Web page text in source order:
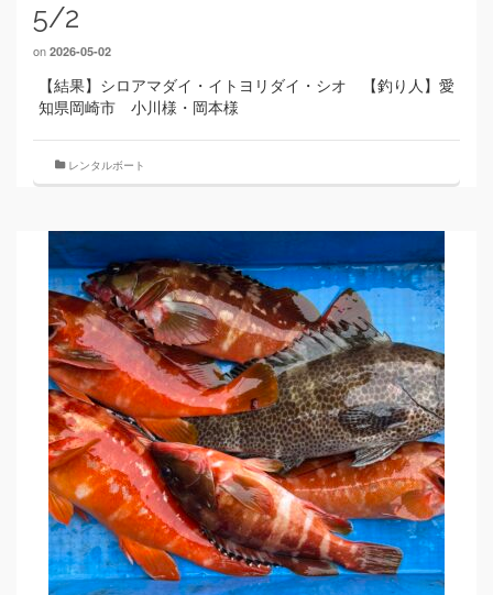
5/2
on 2026-05-02
【結果】シロアマダイ・イトヨリダイ・シオ 【釣り人】愛
知県岡崎市 小川様・岡本様
レンタルボート